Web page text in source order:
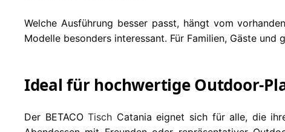
Welche Ausführung besser passt, hängt vom
Modelle besonders interessant. Für Familien, Gäste
Ideal für hochwertige Outdoor-
Der BETACOTisch Catania eignet sich für alle, die